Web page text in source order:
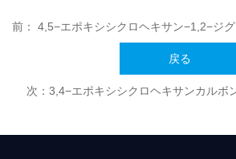
前：
4,5−エポキシシクロヘキサン−1,2−ジグ
ト（S−186）
戻る
次： 3,4−エポキシシクロヘキサンカルボ